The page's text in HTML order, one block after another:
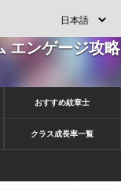
エンゲージ攻略
おすすめ紋章士
クラス成長率一覧